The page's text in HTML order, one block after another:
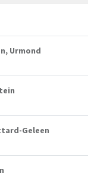
Urmond
Geleen